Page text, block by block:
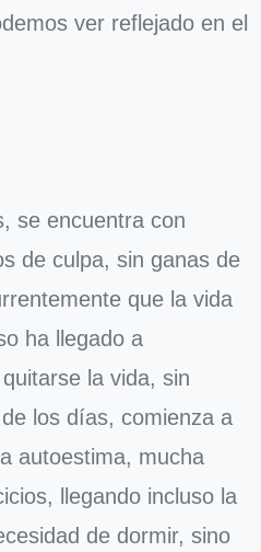
ver reflejado en el
se encuentra con
de culpa, sin ganas de
que la vida
ha llegado a
la vida, sin
los días, comienza a
autoestima, mucha
llegando incluso la
de dormir, sino